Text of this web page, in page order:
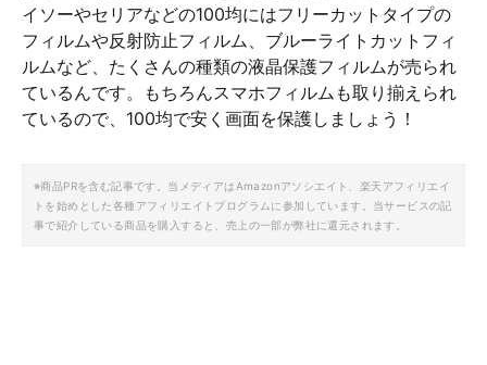
イソーやセリアなどの100均にはフリーカットタイプの
フィルムや反射防止フィルム、ブルーライトカットフィ
ルムなど、たくさんの種類の液晶保護フィルムが売られ
ているんです。もちろんスマホフィルムも取り揃えられ
ているので、100均で安く画面を保護しましょう！
※商品PRを含む記事です。当メディアはAmazonアソシエイト、楽天アフィリエイ
トを始めとした各種アフィリエイトプログラムに参加しています。当サービスの記
事で紹介している商品を購入すると、売上の一部が弊社に還元されます。